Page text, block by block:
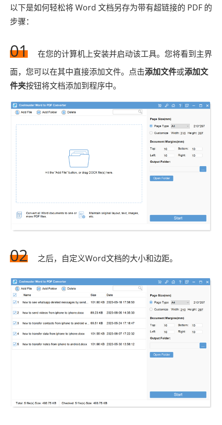
以下是如何轻松将 Word 文档另存为带有超链接的 PDF 的
步骤：
01
在您的计算机上安装并启动该工具。您将看到主界
面，您可以在其中直接添加文件。点击添加文件或添加文
件夹按钮将文档添加到程序中。
02 之后，自定义Word文档的大小和边距。